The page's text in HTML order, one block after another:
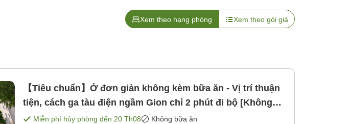
Xem theo hạng phòng Xem theo gói giá
【Tiêu chuẩn】Ở đơn giản không kèm bữa ăn - Vị trí thuận
tiện, cách ga tàu điện ngầm Gion chỉ 2 phút đi bộ [Không
bao gồm bữa ăn]
Miễn phí hủy phòng đến 20 Th08 Không bữa ăn